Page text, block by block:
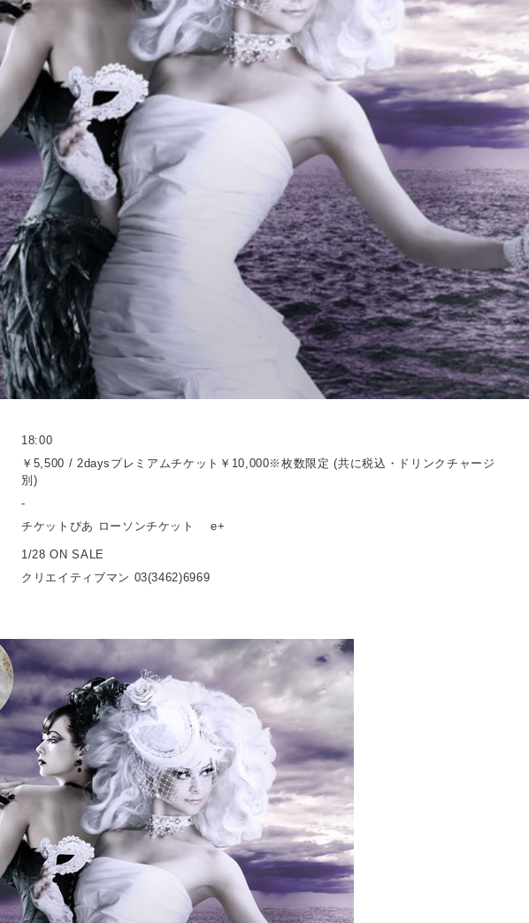
18:00
￥5,500 / 2daysプレミアムチケット￥10,000※枚数限定 (共に税込・ドリンクチャージ
別)
-
チケットぴあ ローソンチケット e+
1/28 ON SALE
クリエイティブマン 03(3462)6969